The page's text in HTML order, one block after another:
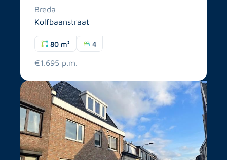
Breda
Kolfbaanstraat
80 m² 4
€1.695 p.m.